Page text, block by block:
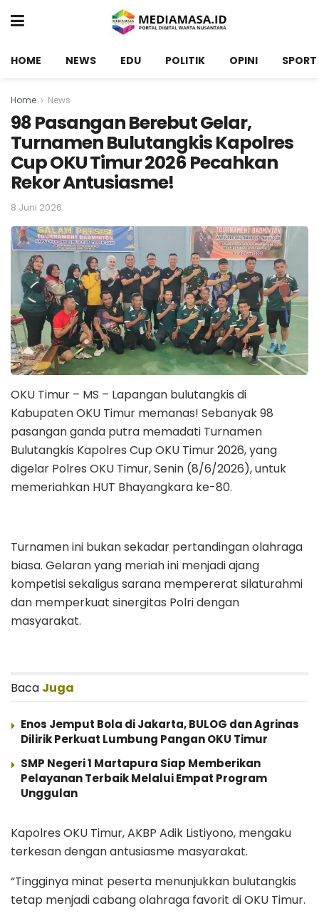
HOME NEWS EDU POLITIK OPINI SPORT
Home News
98 Pasangan Berebut Gelar,
Turnamen Bulutangkis Kapolres
Cup OKU Timur 2026 Pecahkan
Rekor Antusiasme!
8 Juni 2026
OKU Timur – MS – Lapangan bulutangkis di
Kabupaten OKU Timur memanas! Sebanyak 98
pasangan ganda putra memadati Turnamen
Bulutangkis Kapolres Cup OKU Timur 2026, yang
digelar Polres OKU Timur, Senin (8/6/2026), untuk
memeriahkan HUT Bhayangkara ke-80.
Turnamen ini bukan sekadar pertandingan olahraga
biasa. Gelaran yang meriah ini menjadi ajang
kompetisi sekaligus sarana mempererat silaturahmi
dan memperkuat sinergitas Polri dengan
masyarakat.
Baca Juga
Enos Jemput Bola di Jakarta, BULOG dan Agrinas
Dilirik Perkuat Lumbung Pangan OKU Timur
SMP Negeri 1 Martapura Siap Memberikan
Pelayanan Terbaik Melalui Empat Program
Unggulan
Kapolres OKU Timur, AKBP Adik Listiyono, mengaku
terkesan dengan antusiasme masyarakat.
“Tingginya minat peserta menunjukkan bulutangkis
tetap menjadi cabang olahraga favorit di OKU Timur.